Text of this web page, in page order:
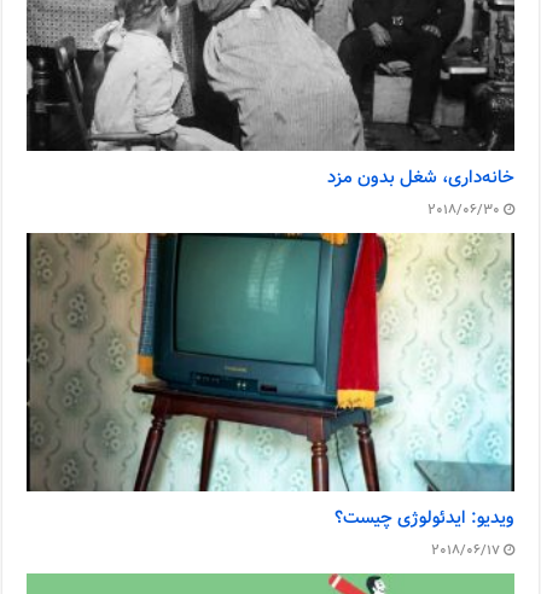
خانه‌داری، شغل بدون مزد
2018/06/30
ویدیو: ایدئولوژی چیست؟
2018/06/17